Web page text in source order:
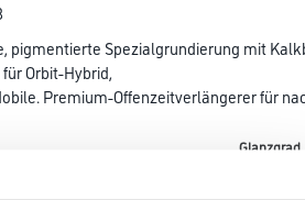
pigmentierte Spezialgrundierung mit
Orbit-Hybrid,
Premium-Offenzeitverlängerer für
Glanzgrad